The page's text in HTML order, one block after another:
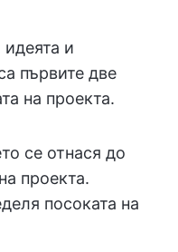
идеята и
първите две
на проекта.
се отнася до
проекта.
посоката на